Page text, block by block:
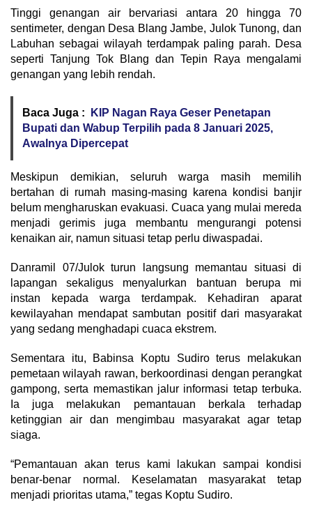
Tinggi genangan air bervariasi antara 20 hingga 70
sentimeter, dengan Desa Blang Jambe, Julok Tunong, dan
Labuhan sebagai wilayah terdampak paling parah. Desa
seperti Tanjung Tok Blang dan Tepin Raya mengalami
genangan yang lebih rendah.
Baca Juga :
KIP Nagan Raya Geser Penetapan
Bupati dan Wabup Terpilih pada 8 Januari 2025,
Awalnya Dipercepat
Meskipun demikian, seluruh warga masih memilih
bertahan di rumah masing-masing karena kondisi banjir
belum mengharuskan evakuasi. Cuaca yang mulai mereda
menjadi gerimis juga membantu mengurangi potensi
kenaikan air, namun situasi tetap perlu diwaspadai.
Danramil 07/Julok turun langsung memantau situasi di
lapangan sekaligus menyalurkan bantuan berupa mi
instan kepada warga terdampak. Kehadiran aparat
kewilayahan mendapat sambutan positif dari masyarakat
yang sedang menghadapi cuaca ekstrem.
Sementara itu, Babinsa Koptu Sudiro terus melakukan
pemetaan wilayah rawan, berkoordinasi dengan perangkat
gampong, serta memastikan jalur informasi tetap terbuka.
Ia juga melakukan pemantauan berkala terhadap
ketinggian air dan mengimbau masyarakat agar tetap
siaga.
“Pemantauan akan terus kami lakukan sampai kondisi
benar-benar normal. Keselamatan masyarakat tetap
menjadi prioritas utama,” tegas Koptu Sudiro.